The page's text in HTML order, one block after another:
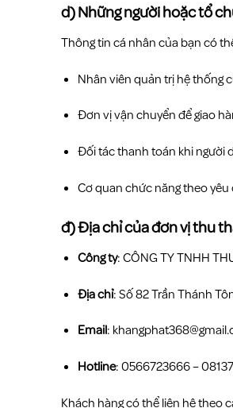
d) Những người hoặc tổ
Thông tin cá nhân của bạn có
Nhân viên quản trị hệ thống
Đơn vị vận chuyển để giao
Đối tác thanh toán khi người
Cơ quan chức năng theo
đ) Địa chỉ của đơn vị thu
Công ty: CÔNG TY TNHH
Địa chỉ: Số 82 Trần Thánh
Email:
Hotline: 0566723666 –
Khách hàng có thể liên hệ theo